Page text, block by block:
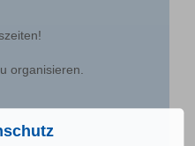
organisieren.